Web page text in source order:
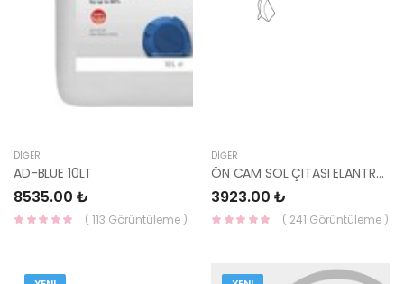
DIĞER
AD-BLUE 10LT
8535.00 ₺
( 113 Görüntüleme )
DIĞER
ÖN CAM SOL ÇITASI ELANTRA 2021 86130-AA000 HMC
3923.00 ₺
( 241 Görüntüleme )